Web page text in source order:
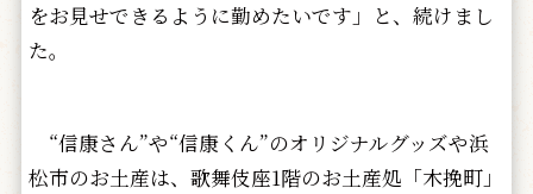
をお見せできるように勤めたいです」と、続けまし
た。
“信康さん”や“信康くん”のオリジナルグッズや浜
松市のお土産は、歌舞伎座1階のお土産処「木挽町」